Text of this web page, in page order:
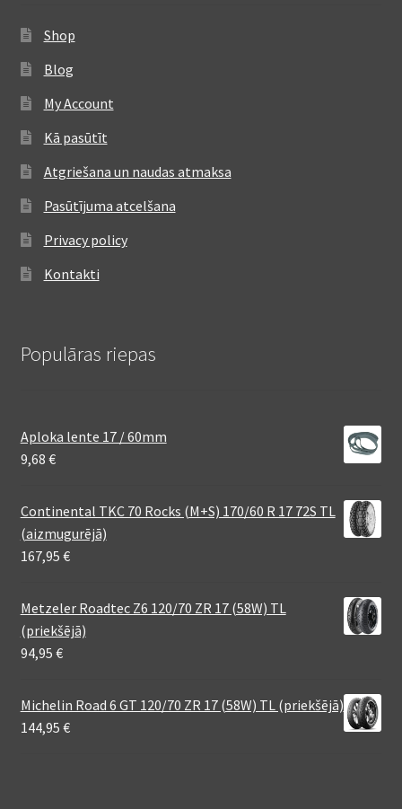
Shop
Blog
My Account
Kā pasūtīt
Atgriešana un naudas atmaksa
Pasūtījuma atcelšana
Privacy policy
Kontakti
Populāras riepas
Aploka lente 17 / 60mm
9,68 €
Continental TKC 70 Rocks (M+S) 170/60 R 17 72S TL
(aizmugurējā)
167,95 €
Metzeler Roadtec Z6 120/70 ZR 17 (58W) TL
(priekšējā)
94,95 €
Michelin Road 6 GT 120/70 ZR 17 (58W) TL (priekšējā)
144,95 €